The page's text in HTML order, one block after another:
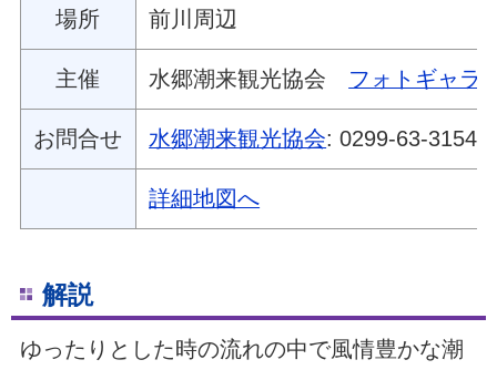
場所 前川周辺
主催 水郷潮来観光協会 フォトギャラ
お問合せ 水郷潮来観光協会: 0299-63-3154
詳細地図へ
解説
ゆったりとした時の流れの中で風情豊かな潮